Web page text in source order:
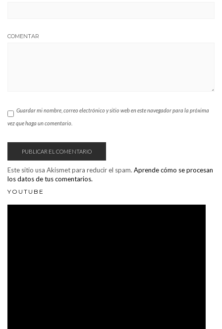
COMENTAR
Guardar mi nombre, correo electrónico y sitio web en este navegador para la próxima
vez que haga un comentario.
Este sitio usa Akismet para reducir el spam. Aprende cómo se procesan
los datos de tus comentarios.
YOUTUBE